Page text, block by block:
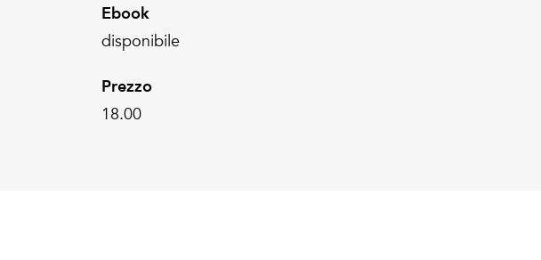
Ebook
disponibile
Prezzo
18.00